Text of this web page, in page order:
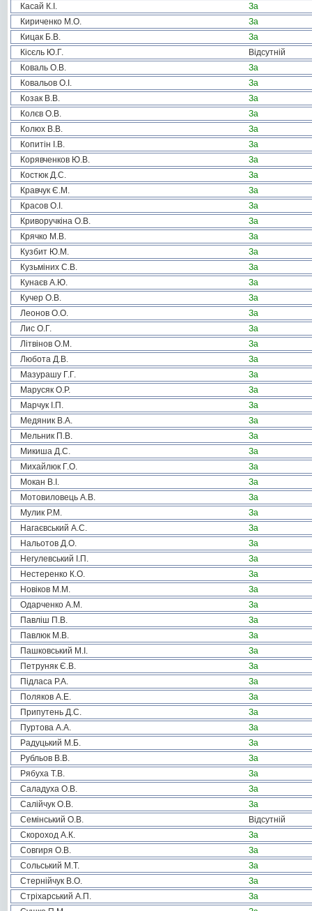
Касай К.І.
За
Кириченко М.О.
За
Кицак Б.В.
За
Кісєль Ю.Г.
Відсутній
Коваль О.В.
За
Ковальов О.І.
За
Козак В.В.
За
Колєв О.В.
За
Колюх В.В.
За
Копитін І.В.
За
Корявченков Ю.В.
За
Костюк Д.С.
За
Кравчук Є.М.
За
Красов О.І.
За
Криворучкіна О.В.
За
Крячко М.В.
За
Кузбит Ю.М.
За
Кузьміних С.В.
За
Кунаєв А.Ю.
За
Кучер О.В.
За
Леонов О.О.
За
Лис О.Г.
За
Літвінов О.М.
За
Любота Д.В.
За
Мазурашу Г.Г.
За
Марусяк О.Р.
За
Марчук І.П.
За
Медяник В.А.
За
Мельник П.В.
За
Микиша Д.С.
За
Михайлюк Г.О.
За
Мокан В.І.
За
Мотовиловець А.В.
За
Мулик Р.М.
За
Нагаєвський А.С.
За
Нальотов Д.О.
За
Негулевський І.П.
За
Нестеренко К.О.
За
Новіков М.М.
За
Одарченко А.М.
За
Павліш П.В.
За
Павлюк М.В.
За
Пашковський М.І.
За
Петруняк Є.В.
За
Підласа Р.А.
За
Поляков А.Е.
За
Припутень Д.С.
За
Пуртова А.А.
За
Радуцький М.Б.
За
Рубльов В.В.
За
Рябуха Т.В.
За
Саладуха О.В.
За
Салійчук О.В.
За
Семінський О.В.
Відсутній
Скороход А.К.
За
Совгиря О.В.
За
Сольський М.Т.
За
Стернійчук В.О.
За
Стріхарський А.П.
За